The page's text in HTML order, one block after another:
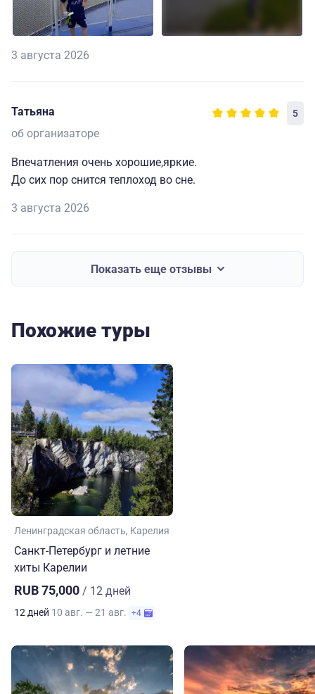
3 августа 2026
Татьяна 5
об организаторе
Впечатления очень хорошие,яркие.
До сих пор снится теплоход во сне.
3 августа 2026
Показать еще отзывы
Похожие туры
Ленинградская область Карелия
Санкт-Петербург и летние
хиты Карелии
RUB 75,000 / 12 дней
12 дней 10 авг. — 21 авг. +4